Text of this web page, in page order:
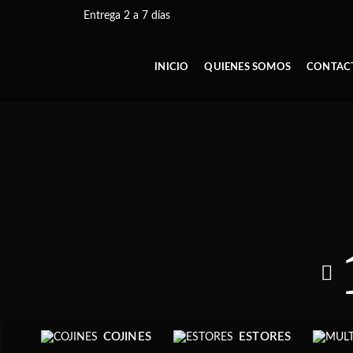
Entrega 2 a 7 días
INICIO QUIENES SOMOS
COJINES ESTORES